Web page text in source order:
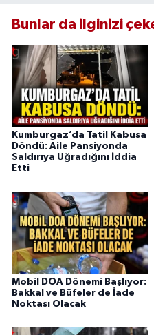
Bunlar da ilginizi
Kumburgaz’da Tatil Kabusa
Döndü: Aile Pansiyonda
Saldırıya Uğradığını İddia
Etti
Mobil DOA Dönemi Başlıyor:
Bakkal ve Büfeler de İade
Noktası Olacak